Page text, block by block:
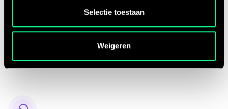
Selectie toestaan
Weigeren
In vier stappen verbonden
met de klas.